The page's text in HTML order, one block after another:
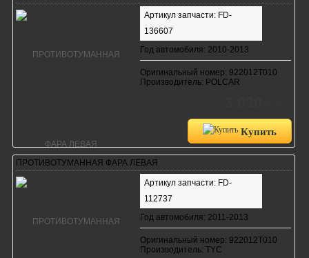
Артикул запчасти: FD-
136607
Год автомобиля: 2010-2013
Оригинальный номер: 922012T010
Производитель: POLCAR
Купить
ПРОТИВОТУМАННАЯ ФАРА ЛЕВАЯ
Артикул запчасти: FD-
112737
Год автомобиля: 2011-2013
Оригинальный номер: 922012T010
Производитель: TYC